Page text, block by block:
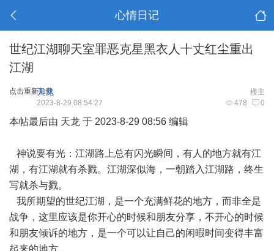
心情日记
世纪江湖聊天室罪恶克星黑衣人十丈红尘重出
江湖
点击重新加载 楼主
天龙
478 0
2023-8-29 08:54:27
本帖最后由 天龙 于 2023-8-29 08:56 编辑
神说要有光： 江湖路上总有闪光瞬间，有人的地方就有江
湖，有江湖就有杀戮。江湖深似海，一朝踏入江湖路，终生
写就杀与戮。
我所期望的世纪江湖，是一个充满鲜花的地方，而非全是
战争，这里应该是你开心的时候和朋友分享，不开心的时候
和朋友倾诉的地方，是一个可以让自己的闲暇时间变得丰富
起来的地方。